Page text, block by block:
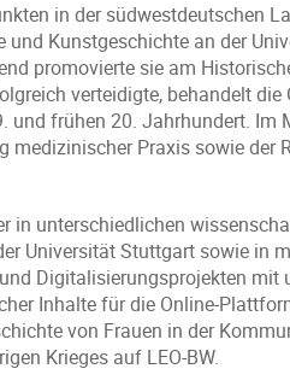
in der südwestdeutschen
und Kunstgeschichte an der
promovierte sie am
verteidigte, behandelt
frühen 20. Jahrhundert. Im
Praxis sowie der
in unterschiedlichen
Universität Stuttgart sowie in
Digitalisierungsprojekten
Inhalte für die Online-
von Frauen in der
Krieges auf LEO-BW.